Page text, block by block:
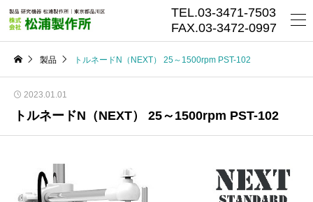
TEL.03-3471-7503
FAX.03-3472-0997
製品 トルネードN（NEXT） 25～1500rpm PST-102
2023.01.01
トルネードN（NEXT） 25～1500rpm PST-102